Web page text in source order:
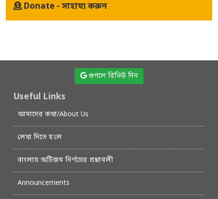
Donate - সাহায্য করুন
গুগলে রিভিউ দিন
Useful Links
আমাদের কথা/About Us
লেখা দিতে হ’লে
বাংলায় অটিজম নির্ণয়ের প্রশ্নাবলী
Announcements